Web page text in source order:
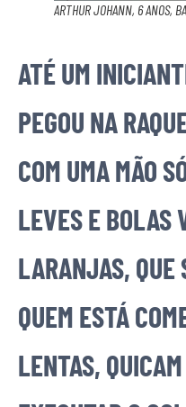
ARTHUR JOHANN, 6 ANOS,
ATÉ UM
PEGOU NA
COM UMA MÃO
LEVES E BOLAS
LARANJAS, QUE
QUEM ESTÁ
LENTAS,